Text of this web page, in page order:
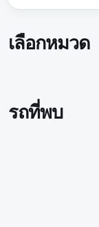
เลือกหมวด
รถที่พบ